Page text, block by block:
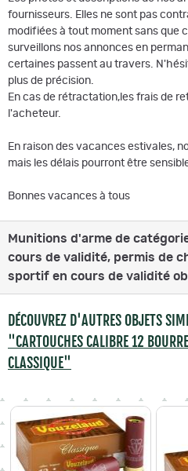
fournisseurs. Elles ne sont pas
modifiées à tout moment sans que
surveillons nos annonces en
certaines passent au travers.
plus de précision.
En cas de rétractation,les frais de
l'acheteur.
En raison des vacances estivales,
mais les délais pourront être
Bonnes vacances à tous
Munitions d'arme de
cours de validité, permis de
sportif en cours de validité
DÉCOUVREZ D'AUTRES OBJETS
"CARTOUCHES CALIBRE 12
CLASSIQUE"